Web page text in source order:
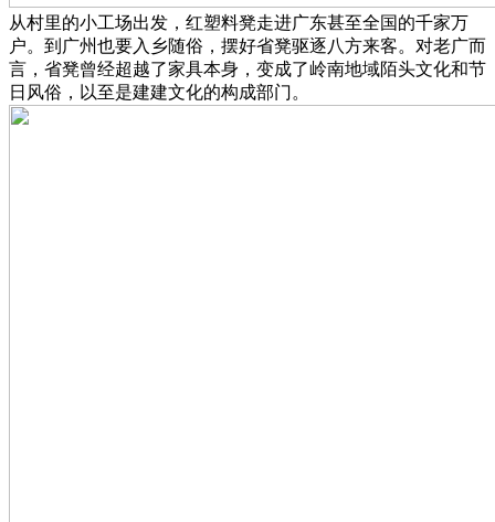
从村里的小工场出发，红塑料凳走进广东甚至全国的千家万
户。到广州也要入乡随俗，摆好省凳驱逐八方来客。对老广而
言，省凳曾经超越了家具本身，变成了岭南地域陌头文化和节
日风俗，以至是建建文化的构成部门。